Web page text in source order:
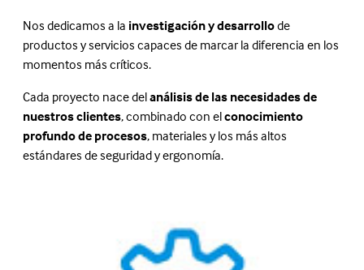
Nos dedicamos a la investigación y desarrollode
productos y servicios capaces de marcar la diferencia en los
momentos más críticos.
Cada proyecto nace delanálisis de las necesidades de
nuestros clientes, combinado con elconocimiento
profundo de procesos, materiales y los más altos
estándares de seguridad y ergonomía.